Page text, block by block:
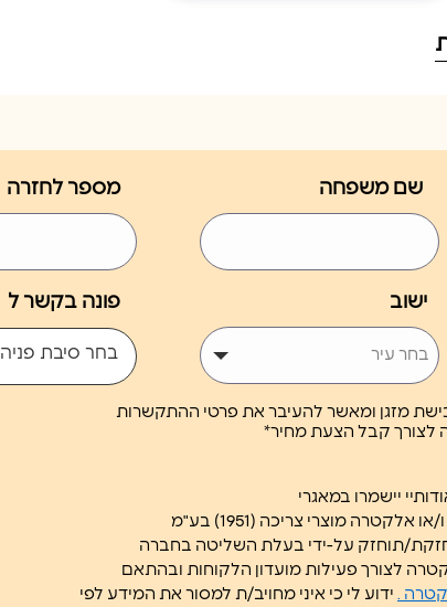
שם משפחה מספר לחזרה
ישוב פונה בקשר ל
בחר סיבת פניה
מזגן ומאשר להעיבר את פרטי ההתקשרות
לצורך קבל הצעת מחיר*
יישמרו במאגרי
תוחזק על-ידי בעלת השליטה בחברה
לצורך פעילות מועדון הלקוחות ובהתאם
. ידוע לי כי איני מחויב/ת למסור את המידע לפי